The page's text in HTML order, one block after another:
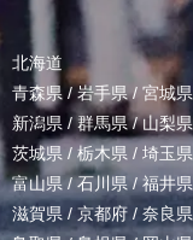
北海道
青森県 / 岩手県/ 宮城県
新潟県 /群馬県/山梨県
茨城県 / 栃木県 / 埼玉県
富山県 /石川県/福井県
滋賀県 / 京都府 / 奈良県